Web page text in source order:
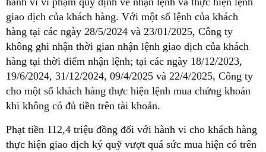
giao dịch của khách hàng. Với một số lệnh của khách
hàng tại các ngày 28/5/2024 và 23/01/2025, Công ty
không ghi nhận thời gian nhận lệnh giao dịch của khách
hàng tại thời điểm nhận lệnh; tại các ngày 18/12/2023,
19/6/2024, 31/12/2024, 09/4/2025 và 22/4/2025, Công ty
cho một số khách hàng thực hiện lệnh mua chứng khoán
khi không có đủ tiền trên tài khoản.
Phạt tiền 112,4 triệu đồng đối với hành vi cho khách hàng
thực hiện giao dịch ký quỹ vượt quá sức mua hiện có trên